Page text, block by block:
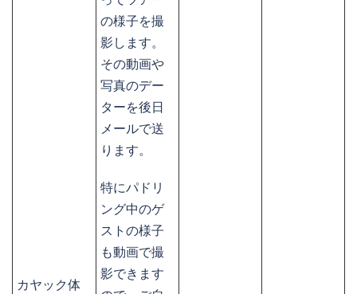
カヤック体
の様子を撮
影します。
その動画や
写真のデー
ターを後日
メールで送
ります。
特にパドリ
ング中のゲ
ストの様子
も動画で撮
影できます